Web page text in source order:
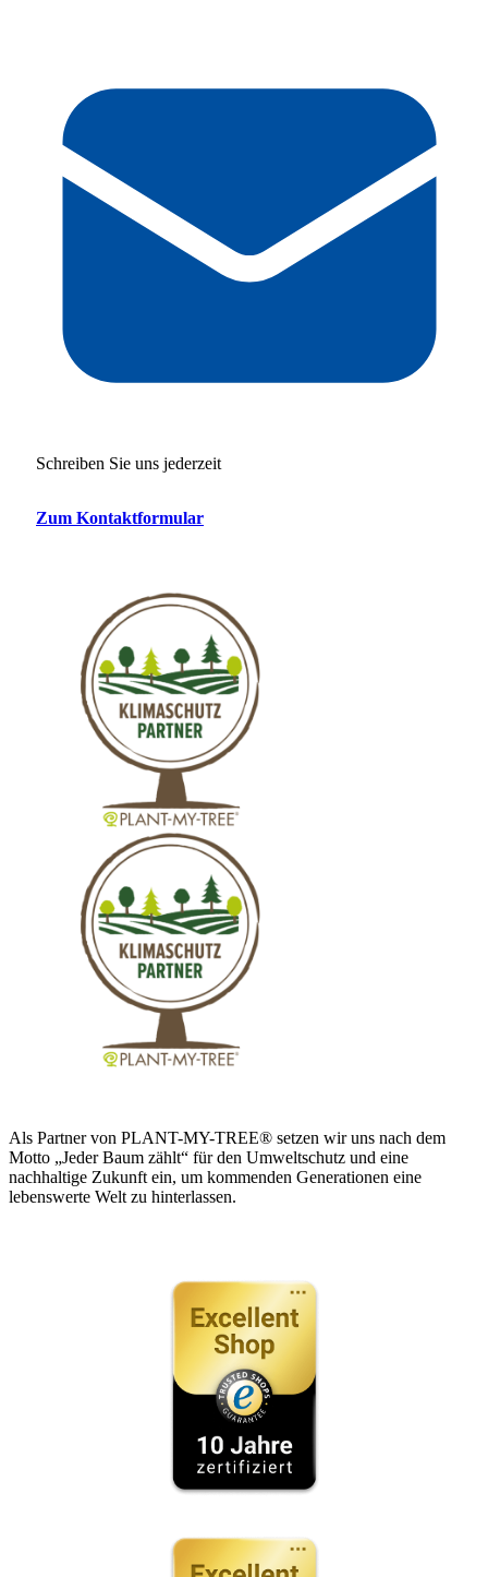
Schreiben Sie uns jederzeit
Zum Kontaktformular
Als Partner von PLANT-MY-TREE® setzen wir uns nach dem
Motto „Jeder Baum zählt“ für den Umweltschutz und eine
nachhaltige Zukunft ein, um kommenden Generationen eine
lebenswerte Welt zu hinterlassen.